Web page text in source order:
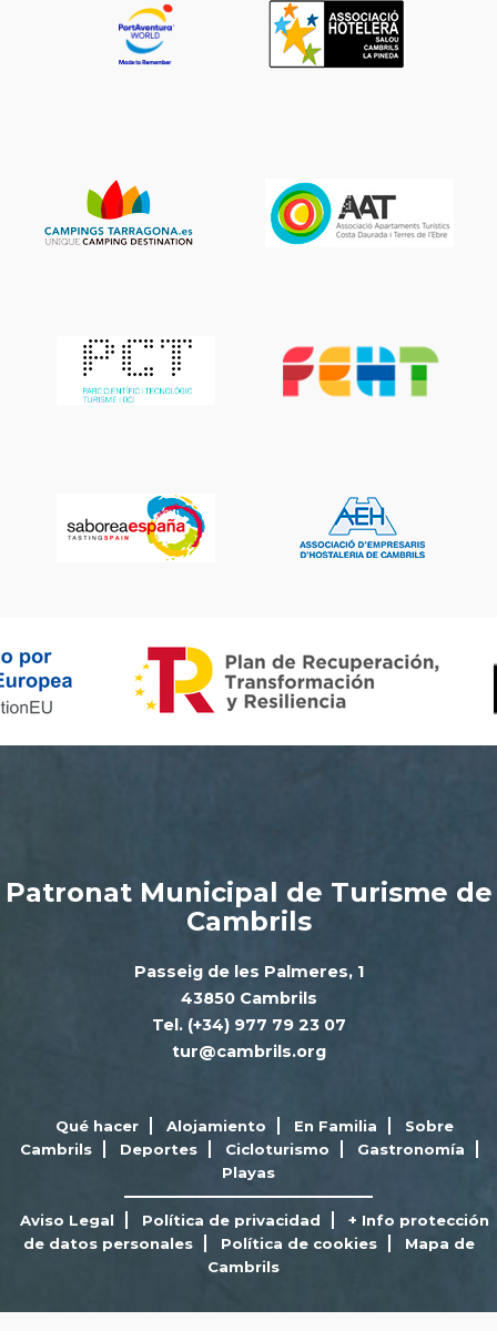
Patronat Municipal de Turisme de
Cambrils
Passeig de les Palmeres, 1
43850 Cambrils
Tel. (+34) 977 79 23 07
tur@cambrils.org
Qué hacer Alojamiento En Familia
Sobre
Cambrils
Deportes Cicloturismo
Gastronomía
Playas
Aviso Legal Política de privacidad
+ Info protección
de datos personales
Política de cookies
Mapa de
Cambrils